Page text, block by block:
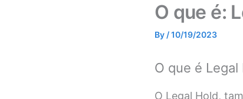
O que é:
By /10/19/2023
O que é Legal
O Legal Hold,